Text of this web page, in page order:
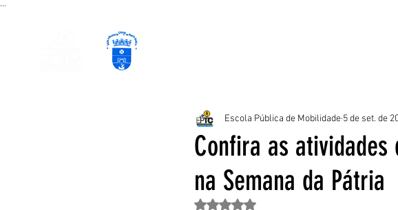
Confira as atividades
na Semana da Pátria
Escola Pública de Mobilidade 5 de set. de
Avaliado com NaN de 5 estrelas.